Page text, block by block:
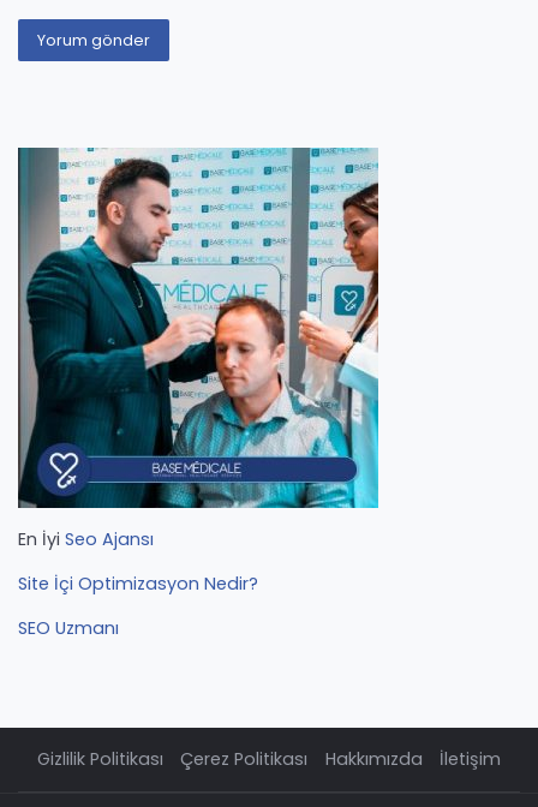
En İyi Seo Ajansı
Site İçi Optimizasyon Nedir?
SEO Uzmanı
Gizlilik Politikası Çerez Politikası Hakkımızda İletişim